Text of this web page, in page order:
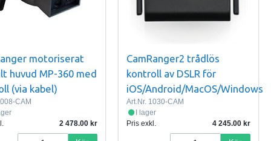
motoriserat
huvud MP-360 med
(via kabel)
CAM
2 478.00
CamRanger2 trådlös
kontroll av DSLR för
iOS/Android/MacOS/Windows
Art.Nr. 1030-CAM
I lager
Pris exkl.
4 245.00